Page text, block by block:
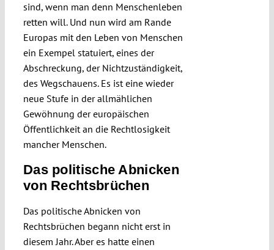
sind, wenn man denn Menschenleben
retten will. Und nun wird am Rande
Europas mit den Leben von Menschen
ein Exempel statuiert, eines der
Abschreckung, der Nichtzuständigkeit,
des Wegschauens. Es ist eine wieder
neue Stufe in der allmählichen
Gewöhnung der europäischen
Öffentlichkeit an die Rechtlosigkeit
mancher Menschen.
Das politische Abnicken
von Rechtsbrüchen
Das politische Abnicken von
Rechtsbrüchen begann nicht erst in
diesem Jahr. Aber es hatte einen